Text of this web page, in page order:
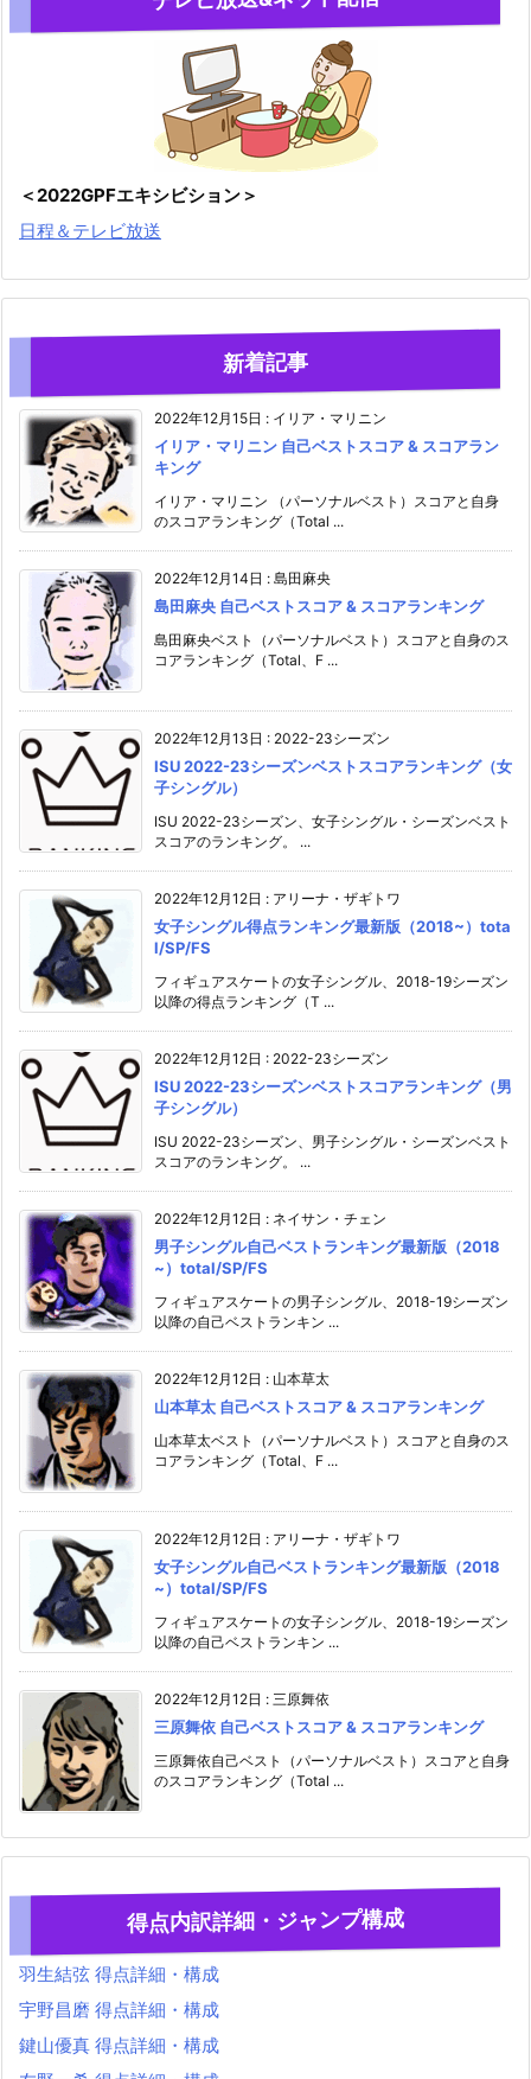
＜2022GPFエキシビション＞
日程＆テレビ放送
新着記事
2022年12月15日 : イリア・マリニン
イリア・マリニン 自己ベストスコア & スコアラン
キング
イリア・マリニン （パーソナルベスト）スコアと自身
のスコアランキング（Total ...
2022年12月14日 : 島田麻央
島田麻央 自己ベストスコア & スコアランキング
島田麻央ベスト（パーソナルベスト）スコアと自身のス
コアランキング（Total、F ...
2022年12月13日 : 2022-23シーズン
ISU 2022-23シーズンベストスコアランキング（女
子シングル）
ISU 2022-23シーズン、女子シングル・シーズンベスト
スコアのランキング。 ...
2022年12月12日 : アリーナ・ザギトワ
女子シングル得点ランキング最新版（2018~）tota
l/SP/FS
フィギュアスケートの女子シングル、2018-19シーズン
以降の得点ランキング（T ...
2022年12月12日 : 2022-23シーズン
ISU 2022-23シーズンベストスコアランキング（男
子シングル）
ISU 2022-23シーズン、男子シングル・シーズンベスト
スコアのランキング。 ...
2022年12月12日 : ネイサン・チェン
男子シングル自己ベストランキング最新版（2018
~）total/SP/FS
フィギュアスケートの男子シングル、2018-19シーズン
以降の自己ベストランキン ...
2022年12月12日 : 山本草太
山本草太 自己ベストスコア & スコアランキング
山本草太ベスト（パーソナルベスト）スコアと自身のス
コアランキング（Total、F ...
2022年12月12日 : アリーナ・ザギトワ
女子シングル自己ベストランキング最新版（2018
~）total/SP/FS
フィギュアスケートの女子シングル、2018-19シーズン
以降の自己ベストランキン ...
2022年12月12日 : 三原舞依
三原舞依 自己ベストスコア & スコアランキング
三原舞依自己ベスト（パーソナルベスト）スコアと自身
のスコアランキング（Total ...
得点内訳詳細・ジャンプ構成
羽生結弦 得点詳細・構成
宇野昌磨 得点詳細・構成
鍵山優真 得点詳細・構成